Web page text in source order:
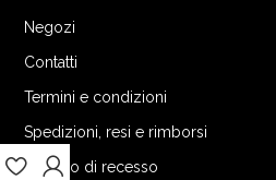
Negozi
Contatti
Termini e condizioni
Spedizioni, resi e rimborsi
Modulo di recesso